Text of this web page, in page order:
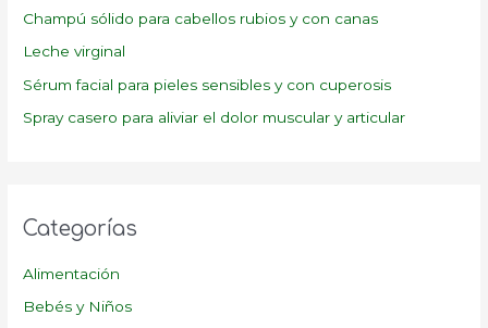
o
Champú sólido para cabellos rubios y con canas
Leche virginal
Sérum facial para pieles sensibles y con cuperosis
Spray casero para aliviar el dolor muscular y articular
Categorías
Alimentación
Bebés y Niños